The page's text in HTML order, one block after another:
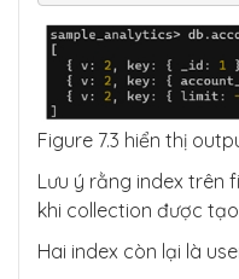
Figure 7.3 hiển thị
Lưu ý rằng index trên
khi collection được
Hai index còn lại là